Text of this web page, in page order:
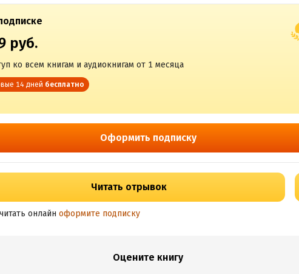
руб.
ко всем книгам и аудиокнигам от 1 месяца
14 дней бесплатно
Оформить подписку
Читать отрывок
онлайн оформите подписку
Оцените книгу